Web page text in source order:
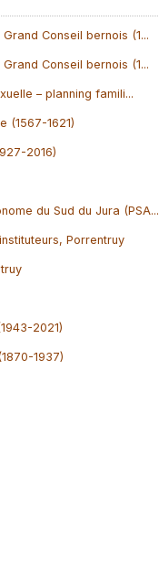
Conseil bernois (1...
Conseil bernois (1...
– planning famili...
(1567-1621)
2016)
du Sud du Jura (PSA...
Porrentruy
2021)
1937)